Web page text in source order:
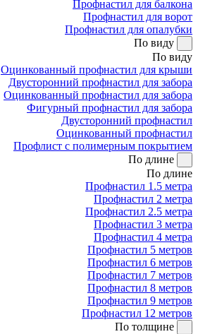
Профнастил для балкона
Профнастил для ворот
Профнастил для опалубки
По виду
По виду
Оцинкованный профнастил для крыши
Двусторонний профнастил для забора
Оцинкованный профнастил для забора
Фигурный профнастил для забора
Двусторонний профнастил
Оцинкованный профнастил
Профлист с полимерным покрытием
По длине
По длине
Профнастил 1.5 метра
Профнастил 2 метра
Профнастил 2.5 метра
Профнастил 3 метра
Профнастил 4 метра
Профнастил 5 метров
Профнастил 6 метров
Профнастил 7 метров
Профнастил 8 метров
Профнастил 9 метров
Профнастил 12 метров
По толщине